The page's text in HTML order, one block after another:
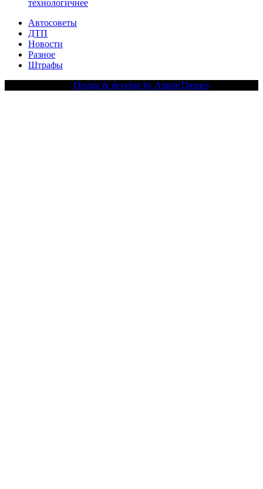
технологичнее
Автосоветы
ДТП
Новости
Разное
Штрафы
Design & develop by AmpleThemes